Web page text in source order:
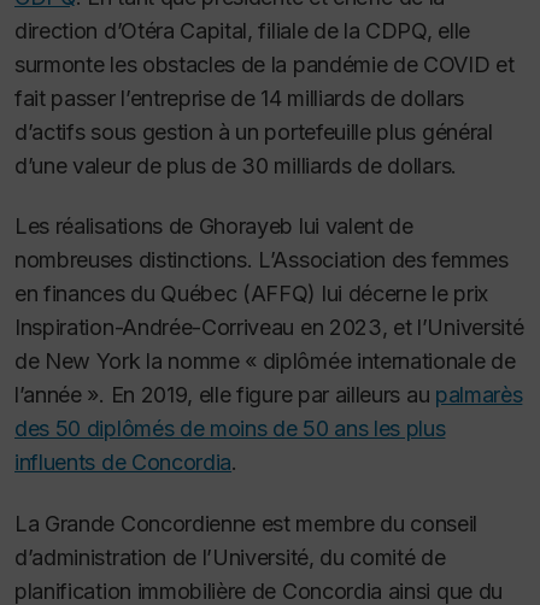
direction d’Otéra Capital, filiale de la CDPQ, elle
surmonte les obstacles de la pandémie de COVID et
fait passer l’entreprise de 14 milliards de dollars
d’actifs sous gestion à un portefeuille plus général
d’une valeur de plus de 30 milliards de dollars.
Les réalisations de Ghorayeb lui valent de
nombreuses distinctions. L’Association des femmes
en finances du Québec (AFFQ) lui décerne le prix
Inspiration-Andrée-Corriveau en 2023, et l’Université
de New York la nomme « diplômée internationale de
l’année ». En 2019, elle figure par ailleurs au palmarès
des 50 diplômés de moins de 50 ans les plus
influents de Concordia.
La Grande Concordienne est membre du conseil
d’administration de l’Université, du comité de
planification immobilière de Concordia ainsi que du